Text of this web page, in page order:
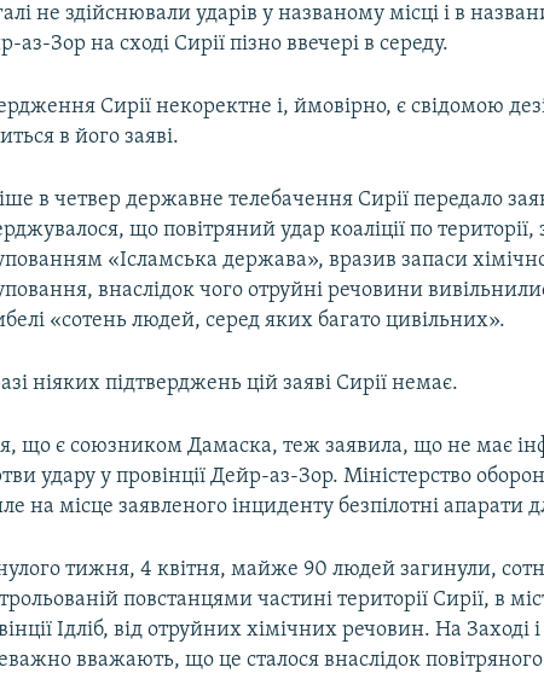
не здійснювали ударів у названому місці і в
аз-Зор на сході Сирії пізно ввечері в середу.
Сирії некоректне і, ймовірно, є свідомою
в його заяві.
в четвер державне телебачення Сирії передало
що повітряний удар коаліції по території,
«Ісламська держава», вразив запаси
внаслідок чого отруйні речовини
«сотень людей, серед яких багато цивільних».
ніяких підтверджень цій заяві Сирії немає.
що є союзником Дамаска, теж заявила, що не має
удару у провінції Дейр-аз-Зор. Міністерство
на місце заявленого інциденту безпілотні апарати
тижня, 4 квітня, майже 90 людей загинули,
повстанцями частині території Сирії, в
Ідліб, від отруйних хімічних речовин. На Заході
вважають, що це сталося внаслідок